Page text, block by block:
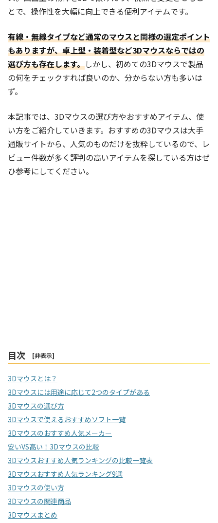
とで、操作性を大幅に向上できる便利アイテムです。
有線・無線タイプなど通常のマウスと同様の選定ポイント
もありますが、卓上型・装着型など3Dマウスならではの
選び方も存在します。しかし、初めての3Dマウスで製品
の何をチェックすれば良いのか、分からない方も多いは
ず。
本記事では、3Dマウスの選び方やおすすめアイテム、使
い方をご紹介していきます。おすすめの3Dマウスは大手
通販サイトから、人気のものだけを抜粋しているので、レ
ビュー件数が多く評判の高いアイテムを探している方はぜ
ひ参考にしてください。
目次 [非表示]
3Dマウスとは？
3Dマウスには用途に応じて2つのタイプがある
3Dマウスの選び方
3Dマウスで使えるおすすめソフト一覧
3Dマウスのおすすめ人気メーカー
安いVS高い！3Dマウスの比較
3Dマウスおすすめ人気ランキングの比較一覧表
3Dマウスおすすめ人気ランキング9選
3Dマウスの使い方
3Dマウスの関連商品
3Dマウスまとめ